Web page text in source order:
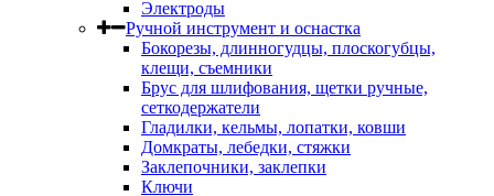
Электроды
Ручной инструмент и оснастка
Бокорезы, длинногудцы, плоскогубцы,
клещи, съемники
Брус для шлифования, щетки ручные,
сеткодержатели
Гладилки, кельмы, лопатки, ковши
Домкраты, лебедки, стяжки
Заклепочники, заклепки
Ключи